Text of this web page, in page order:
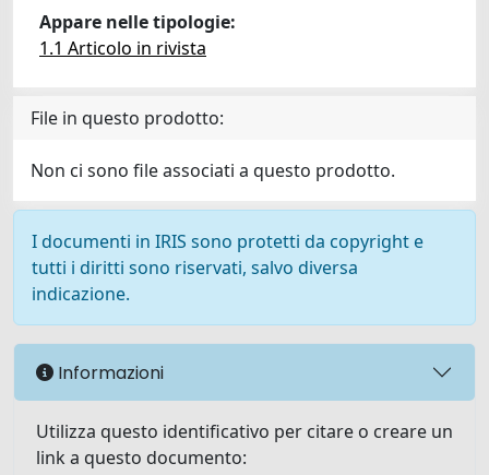
Appare nelle tipologie:
1.1 Articolo in rivista
File in questo prodotto:
Non ci sono file associati a questo prodotto.
I documenti in IRIS sono protetti da copyright e
tutti i diritti sono riservati, salvo diversa
indicazione.
Informazioni
Utilizza questo identificativo per citare o creare un
link a questo documento: